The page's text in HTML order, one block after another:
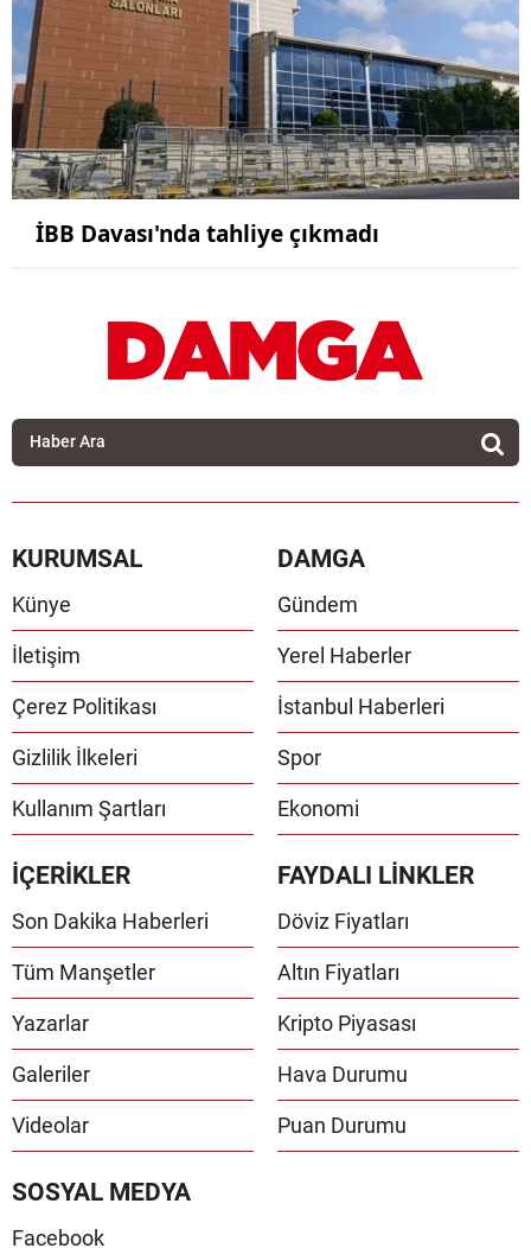
İBB Davası'nda tahliye çıkmadı
KURUMSAL
Künye
İletişim
Çerez Politikası
Gizlilik İlkeleri
Kullanım Şartları
DAMGA
Gündem
Yerel Haberler
İstanbul Haberleri
Spor
Ekonomi
İÇERİKLER
Son Dakika Haberleri
Tüm Manşetler
Yazarlar
Galeriler
Videolar
FAYDALI LİNKLER
Döviz Fiyatları
Altın Fiyatları
Kripto Piyasası
Hava Durumu
Puan Durumu
SOSYAL MEDYA
Facebook